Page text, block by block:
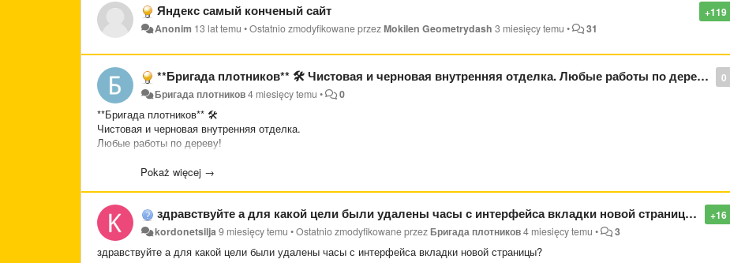
+119
Яндекс самый конченый сайт
Anonim 13 lat temu •Ostatnio zmodyfikowane przezMokilen Geometrydash 3 miesięcy temu • 31
0
**Бригада плотников** 🛠️ Чистовая и черновая внутренняя отделка. Любые работы по дереву! 📞 8 (930) 310-54-69 Работаем качественно и быстро! Опыт более 25 лет.
Бригада плотников4 miesięcy temu • 0
**Бригада плотников** 🛠️
Чистовая и черновая внутренняя отделка.
Любые работы по дереву!
Работаем качественно и быстро!
Pokaż więcej →
+16
здравствуйте а для какой цели были удалены часы с интерфейса вкладки новой страницы?
kordonetsilja9 miesięcy temu •Ostatnio zmodyfikowane przezБригада плотников4 miesięcy temu • 3
здравствуйте а для какой цели были удалены часы с интерфейса вкладки новой страницы?